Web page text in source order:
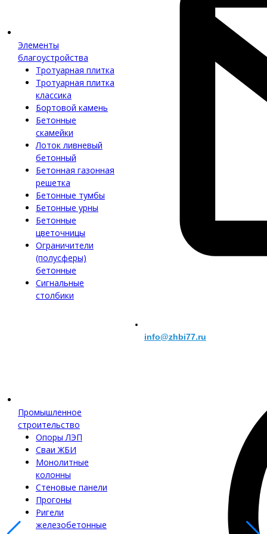
Элементы
благоустройства
Тротуарная плитка
Тротуарная плитка
классика
Бортовой камень
Бетонные
скамейки
Лоток ливневый
бетонный
Бетонная газонная
решетка
Бетонные тумбы
Бетонные урны
Бетонные
цветочницы
Ограничители
(полусферы)
бетонные
Сигнальные
столбики
Промышленное
строительство
Опоры ЛЭП
Сваи ЖБИ
Монолитные
колонны
Стеновые панели
Прогоны
Ригели
железобетонные
info@zhbi77.ru